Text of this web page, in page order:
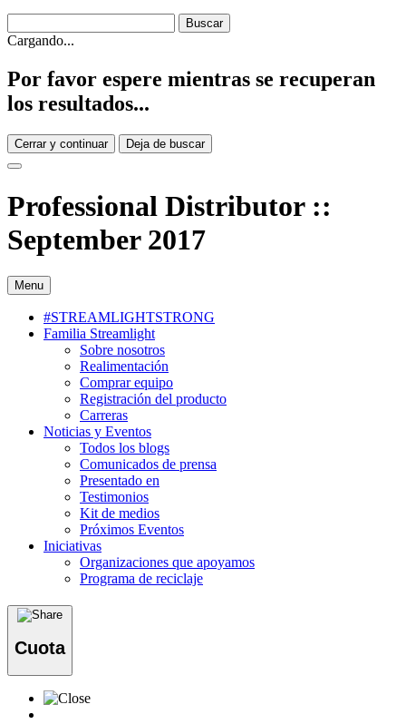
Cargando...
Por favor espere mientras se recuperan
los resultados...
Cerrar y continuar Deja de buscar
Professional Distributor ::
September 2017
Menu
#STREAMLIGHTSTRONG
Familia Streamlight
Sobre nosotros
Realimentación
Comprar equipo
Registración del producto
Carreras
Noticias y Eventos
Todos los blogs
Comunicados de prensa
Presentado en
Testimonios
Kit de medios
Próximos Eventos
Iniciativas
Organizaciones que apoyamos
Programa de reciclaje
Cuota